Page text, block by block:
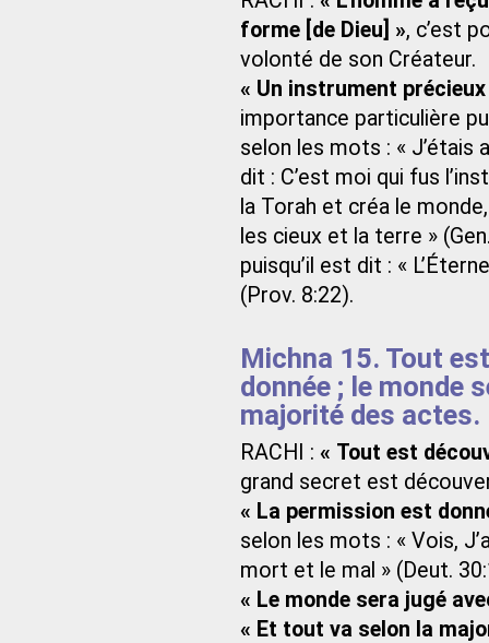
forme [de Dieu] », c’est
volonté de son Créateur.
« Un instrument précieux
importance particulière
selon les mots : « J’étais
dit : C’est moi qui fus
la Torah et créa le
les cieux et la terre »
puisqu’il est dit : «
(Prov. 8:22).
Michna 15. Tout
donnée ; le monde
majorité des actes.
RACHI : « Tout est
grand secret est
« La permission est
selon les mots : « Vois,
mort et le mal » (Deut.
« Le monde sera jugé
« Et tout va selon la